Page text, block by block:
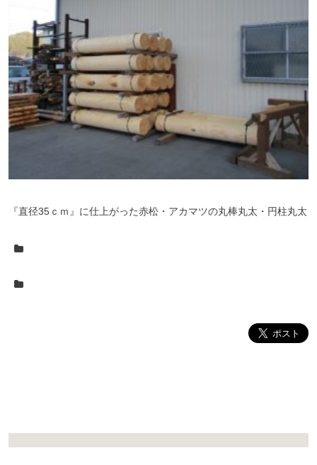
『直径35ｃｍ』に仕上がった赤松・アカマツの丸棒丸太・円柱丸太